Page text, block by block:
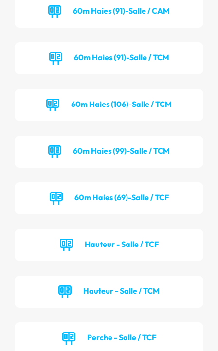
60m Haies (91)-Salle / CAM
60m Haies (91)-Salle / TCM
60m Haies (106)-Salle / TCM
60m Haies (99)-Salle / TCM
60m Haies (69)-Salle / TCF
Hauteur - Salle / TCF
Hauteur - Salle / TCM
Perche - Salle / TCF